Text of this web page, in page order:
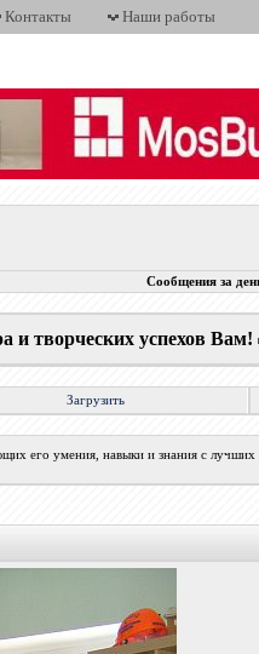
Контакты Наши работы
Сообщения за
и творческих успехов Вам!
Загрузить
его умения, навыки и знания с